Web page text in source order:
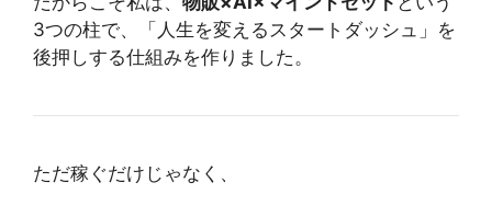
3つの柱で、「人生を変えるスタートダッシュ」を
後押しする仕組みを作りました。
ただ稼ぐだけじゃなく、